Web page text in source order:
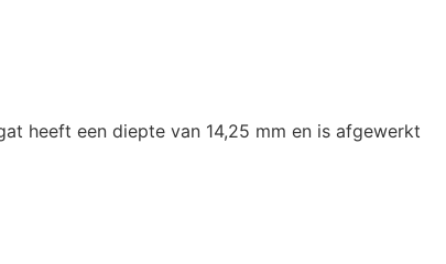
heeft een diepte van 14,25 mm en is afgewerkt